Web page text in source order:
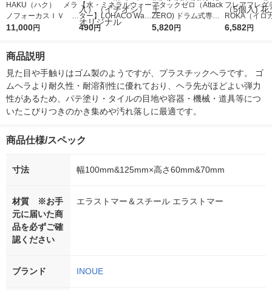
HAKU（ハク） メラ
ノフォーカスＩＶ 4
5ｇ 資生堂 おまけ
11,000円
【水・ミネラルウォー
ター】LOHACO Wate
r（ロハコウォータ
490円
アタックゼロ（Attack
ZERO) ドラム式専用
詰め替え メガジャン
5,820円
フレアフレグ
ROKA（イロ
イキッドリリ
6,582円
商品説明
見た目や手触りはゴム製のようですが、プラスチックヘラです。 ゴ
ムヘラより耐久性・耐溶剤性に優れており、ヘラ先がほどよい弾力
性があるため、パテ塗り・タイルの目地や容器・機械・道具等につ
いたこびりつきのかき集めや汚れ落しに最適です。
商品仕様/スペック
寸法 幅100mm&125mm×高さ60mm&70mm
材質 ※お手
元に届いた商
品を必ずご確
認ください
エラストマー＆スチール エラストマー
ブランド INOUE